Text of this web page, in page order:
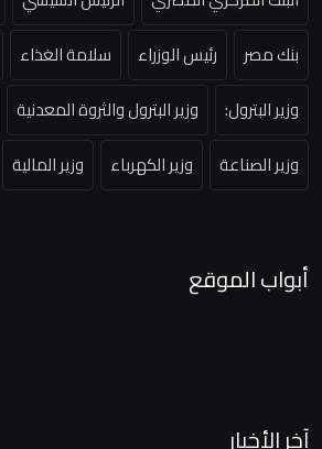
بنك مصر
رئيس الوزراء سلامة الغذاء
وزير البترول:
وزير البترول والثروة المعدنية
وزير الصناعة
وزير الكهرباء وزير المالية
أبواب الموقع
آخر الأخبار